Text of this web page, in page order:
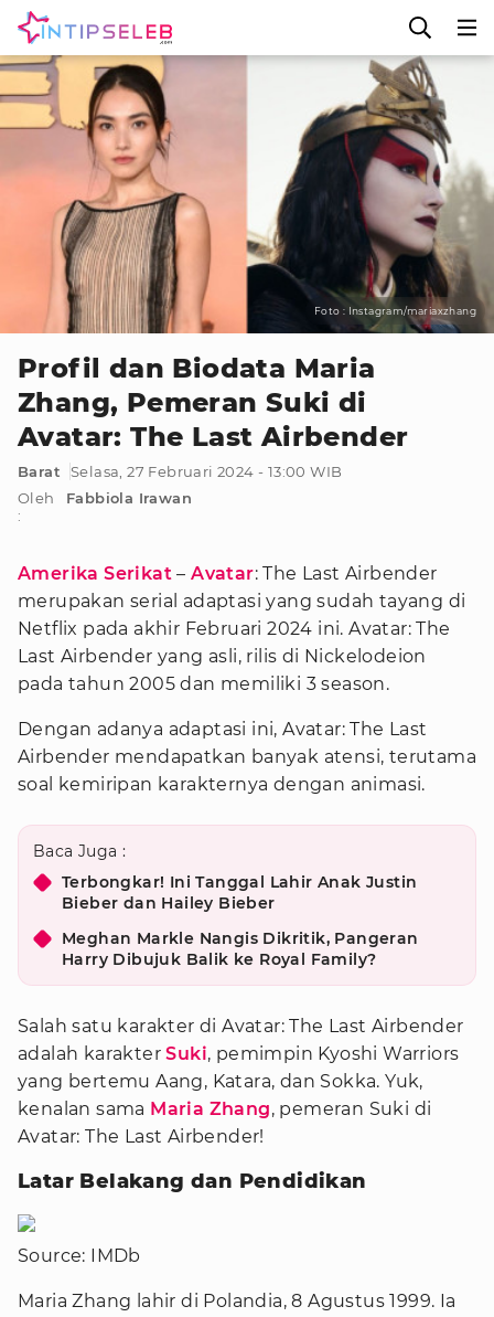
Foto : Instagram/mariaxzhang
Profil dan Biodata Maria
Zhang, Pemeran Suki di
Avatar: The Last Airbender
Barat
Selasa, 27 Februari 2024 - 13:00 WIB
Oleh
:
Fabbiola Irawan
Amerika Serikat –Avatar: The Last Airbender
merupakan serial adaptasi yang sudah tayang di
Netflix pada akhir Februari 2024 ini. Avatar: The
Last Airbender yang asli, rilis di Nickelodeion
pada tahun 2005 dan memiliki 3 season.
Dengan adanya adaptasi ini, Avatar: The Last
Airbender mendapatkan banyak atensi, terutama
soal kemiripan karakternya dengan animasi.
Baca Juga :
Terbongkar! Ini Tanggal Lahir Anak Justin
Bieber dan Hailey Bieber
Meghan Markle Nangis Dikritik, Pangeran
Harry Dibujuk Balik ke Royal Family?
Salah satu karakter di Avatar: The Last Airbender
adalah karakterSuki, pemimpin Kyoshi Warriors
yang bertemu Aang, Katara, dan Sokka. Yuk,
kenalan sama Maria Zhang, pemeran Suki di
Avatar: The Last Airbender!
Latar Belakang dan Pendidikan
Source: IMDb
Maria Zhang lahir di Polandia, 8 Agustus 1999. Ia